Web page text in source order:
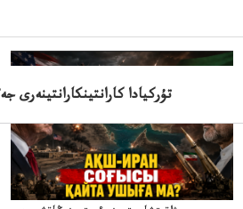
تۇركيادا